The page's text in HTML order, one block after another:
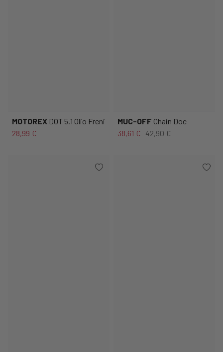
MOTOREX DOT 5.1 Olio Freni
28,99 €
MUC-OFF Chain Doc
38,61 € 42,90 €